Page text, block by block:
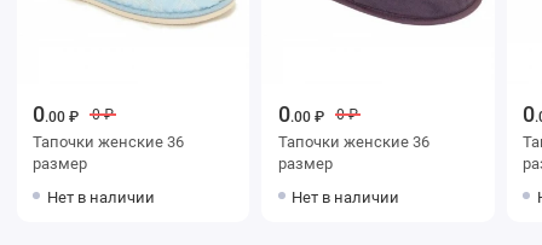
0.00 ₽ 0 ₽
Тапочки женские 36
размер
Нет в наличии
0.00 ₽ 0 ₽
Тапочки женские 36
размер
Нет в наличии
0